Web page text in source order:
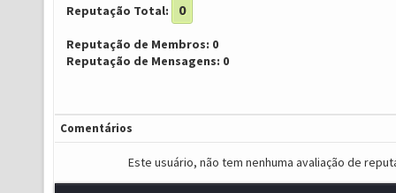
Reputação Total: 0
Reputação de Membros: 0
Reputação de Mensagens: 0
Comentários
Este usuário, não tem nenhuma avaliação de